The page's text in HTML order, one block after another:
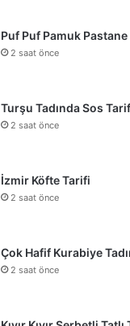
Puf Puf Pamuk Pastane
2 saat önce
Turşu Tadında Sos
2 saat önce
İzmir Köfte Tarifi
2 saat önce
Çok Hafif Kurabiye
2 saat önce